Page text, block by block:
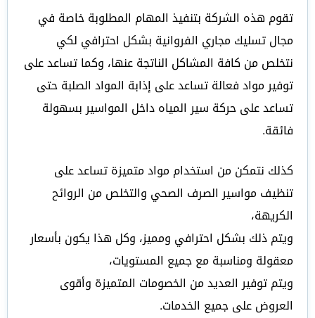
تقوم هذه الشركة بتنفيذ المهام المطلوبة خاصة في
مجال تسليك مجاري الفروانية بشكل احترافي لكي
نتخلص من كافة المشاكل الناتجة عنها، وكما تساعد على
توفير مواد فعالة تساعد على إذابة المواد الصلبة حتى
تساعد على حركة سير المياه داخل المواسير بسهولة
فائقة.
كذلك نتمكن من استخدام مواد متميزة تساعد على
تنظيف مواسير الصرف الصحي والتخلص من الروائح
الكريهة،
ويتم ذلك بشكل احترافي ومميز، وكل هذا يكون بأسعار
معقولة ومناسبة مع جميع المستويات،
ويتم توفير العديد من الخصومات المتميزة وأقوى
العروض على جميع الخدمات.